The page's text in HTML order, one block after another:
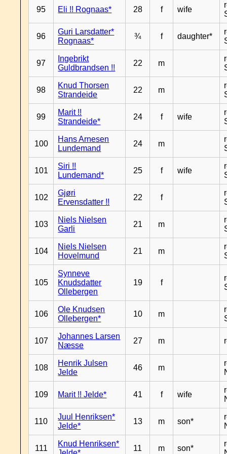
95 Eli !! Rognaas* 28 f wife
96
Guri Larsdatter*
Rognaas*
¾ f daughter*
97
Ingebrikt
Guldbrandsen !!
22 m
98
Knud Thorsen
Strandeide
22 m
99
Marit !!
Strandeide*
24 f wife
100
Hans Arnesen
Lundemand
24 m
101
Siri !!
Lundemand*
25 f wife
102
Gjøri
Ervensdatter !!
22 f
103
Niels Nielsen
Garli
21 m
104
Niels Nielsen
Hovelmund
21 m
105
Synneve
Knudsdatter
Ollebergen
19 f
106
Ole Knudsen
Ollebergen*
10 m
107
Johannes Larsen
Næsse
27 m
108
Henrik Julsen
Jelde
46 m
109 Marit !! Jelde* 41 f wife
110
Juul Henriksen*
Jelde*
13 m son*
111
Knud Henriksen*
11 m son*